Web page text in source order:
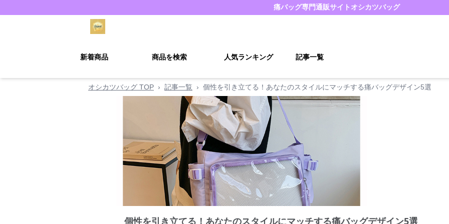
痛バッグ専門通販サイト オシカツバッグ
新着商品 商品を検索 人気ランキング 記事一覧
オシカツバッグ TOP › 記事一覧 › 個性を引き立てる！あなたのスタイルにマッチする痛バッグデザイン5選
個性を引き立てる！あなたのスタイルにマッチする痛バッグデザイン5選